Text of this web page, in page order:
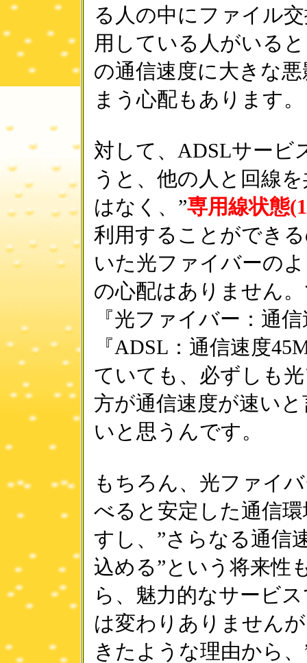
る人の中にファイル
用している人がいる
の通信速度に大きな
まう心配もあります。
対して、ADSLサービ
うと、他の人と回線
はなく、”専用線状態
利用することができ
いた光ファイバーの
の心配はありません
『光ファイバー：通
『ADSL：通信速度
ていても、必ずしも
方が通信速度が速い
いと思うんです。
もちろん、光ファイ
べると安定した通信
すし、”さらなる通信
込める”という将来性
ら、魅力的なサービ
は変わりありません
きたような理由から